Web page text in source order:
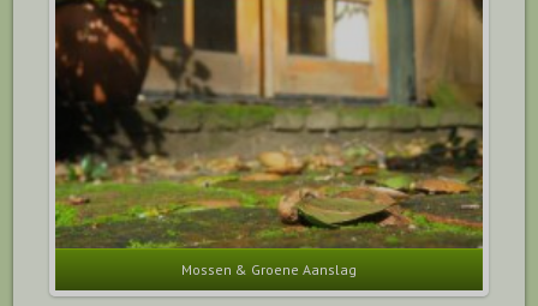
Mossen & Groene Aanslag